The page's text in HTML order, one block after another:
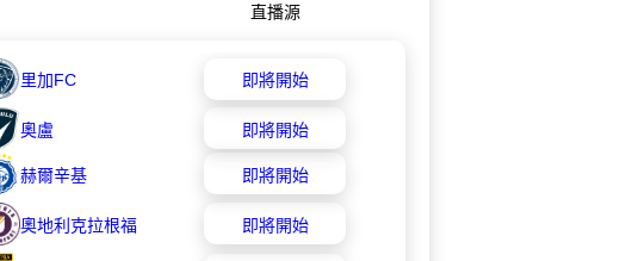
直播源
里加FC 即將開始
奧盧 即將開始
赫爾辛基 即將開始
奧地利克拉根福 即將開始